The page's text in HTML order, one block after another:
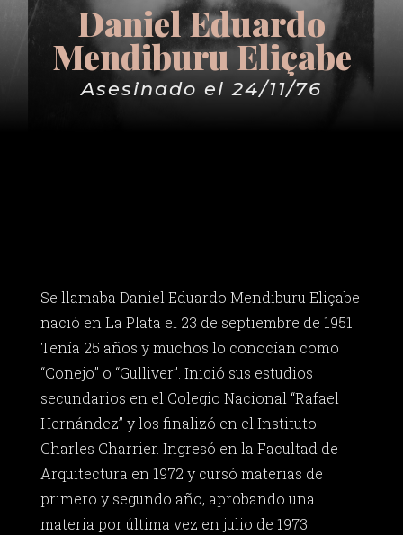
Daniel Eduardo
Mendiburu Eliçabe
Asesinado el 24/11/76
Se llamaba Daniel Eduardo Mendiburu Eliçabe
nació en La Plata el 23 de septiembre de 1951.
Tenía 25 años y muchos lo conocían como
“Conejo” o “Gulliver”. Inició sus estudios
secundarios en el Colegio Nacional “Rafael
Hernández” y los finalizó en el Instituto
Charles Charrier. Ingresó en la Facultad de
Arquitectura en 1972 y cursó materias de
primero y segundo año, aprobando una
materia por última vez en julio de 1973.